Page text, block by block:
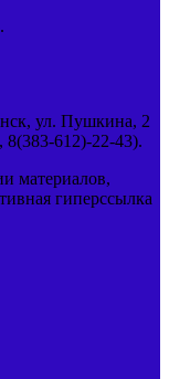
ул. Пушкина, 2
8(383-612)-22-43).
материалов,
гиперссылка